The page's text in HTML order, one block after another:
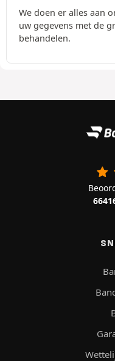
We doen er alles aan
uw gegevens met de
behandelen.